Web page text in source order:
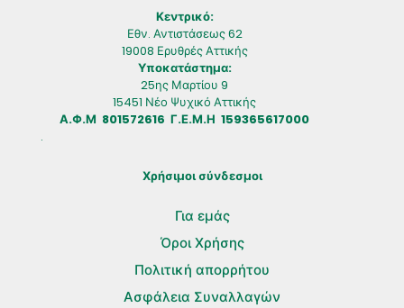
Κεντρικό:
Εθν. Αντιστάσεως 62
19008 Ερυθρές Αττικής
Υποκατάστημα:
25ης Μαρτίου 9
15451 Νέο Ψυχικό Αττικής
Α.Φ.Μ 801572616 Γ.Ε.Μ.Η 159365617000
.
Χρήσιμοι σύνδεσμοι
Για εμάς
Όροι Χρήσης
Πολιτική απορρήτου
Ασφάλεια Συναλλαγών